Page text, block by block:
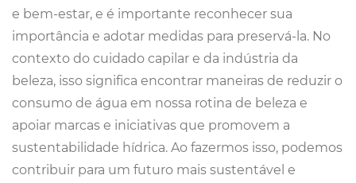
e bem-estar, e é importante reconhecer sua
importância e adotar medidas para preservá-la. No
contexto do cuidado capilar e da indústria da
beleza, isso significa encontrar maneiras de reduzir o
consumo de água em nossa rotina de beleza e
apoiar marcas e iniciativas que promovem a
sustentabilidade hídrica. Ao fazermos isso, podemos
contribuir para um futuro mais sustentável e